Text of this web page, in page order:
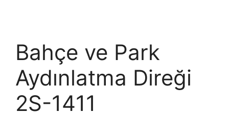
Bahçe ve Park
Aydınlatma Direği
2S-1411